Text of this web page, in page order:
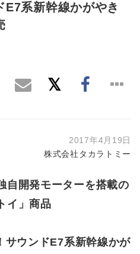
E7系新幹線かがやき
2017年4月19日
株式会社タカラトミー
自開発モーターを搭載の
イ」商品
サウンドE7系新幹線かが